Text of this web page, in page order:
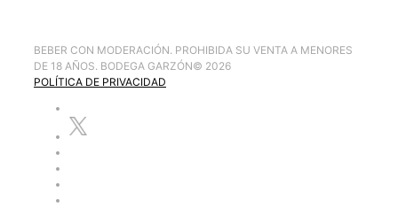
BEBER CON MODERACIÓN. PROHIBIDA SU VENTA A MENORES
DE 18 AÑOS. BODEGA GARZÓN© 2026
POLÍTICA DE PRIVACIDAD